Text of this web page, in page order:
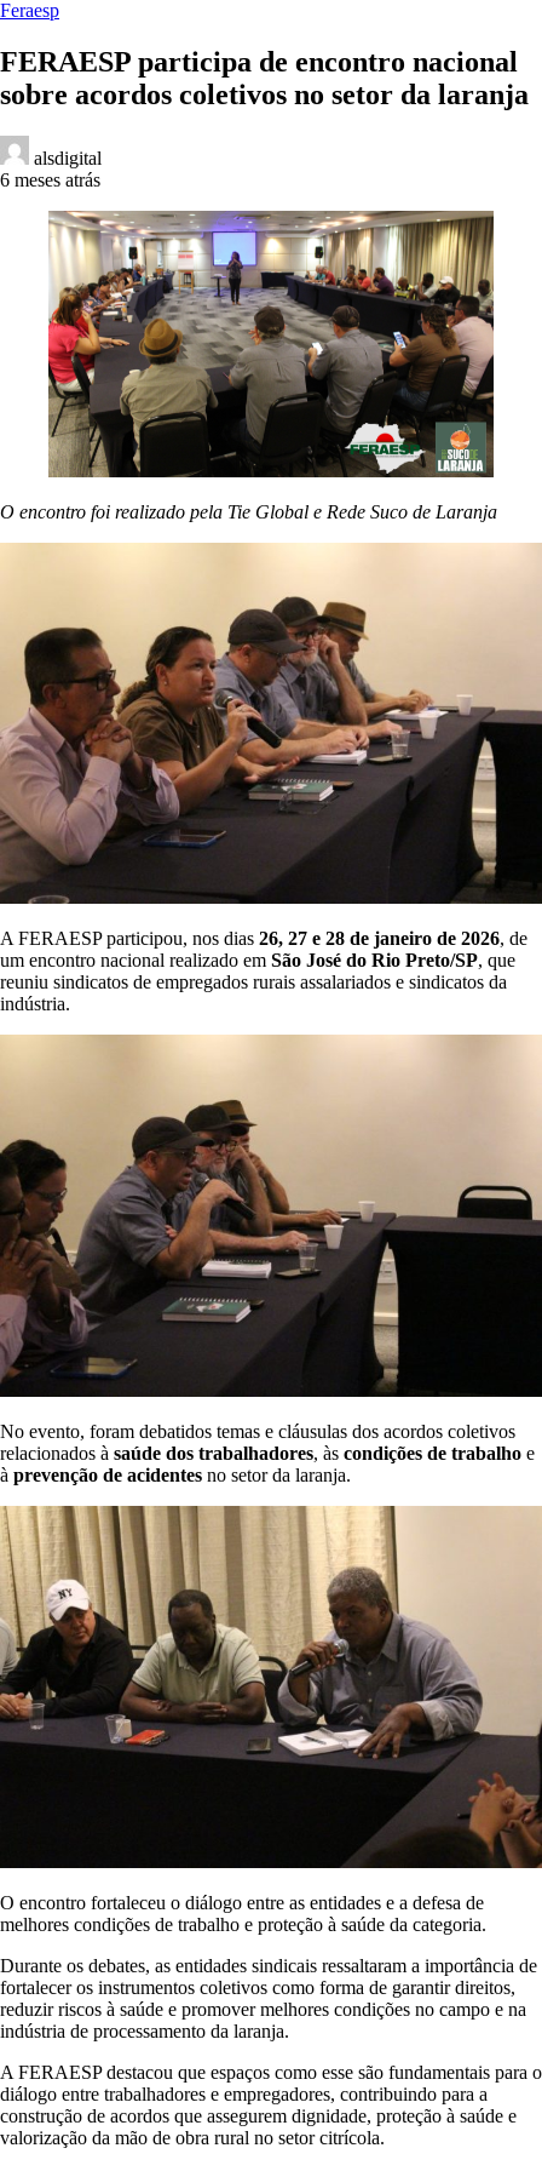
Feraesp
FERAESP participa de encontro nacional
sobre acordos coletivos no setor da laranja
alsdigital
6 meses atrás
O encontro foi realizado pela Tie Global e Rede Suco de Laranja
A FERAESP participou, nos dias 26, 27 e 28 de janeiro de 2026, de
um encontro nacional realizado em São José do Rio Preto/SP, que
reuniu sindicatos de empregados rurais assalariados e sindicatos da
indústria.
No evento, foram debatidos temas e cláusulas dos acordos coletivos
relacionados à saúde dos trabalhadores, às condições de trabalho e
à prevenção de acidentes no setor da laranja.
O encontro fortaleceu o diálogo entre as entidades e a defesa de
melhores condições de trabalho e proteção à saúde da categoria.
Durante os debates, as entidades sindicais ressaltaram a importância de
fortalecer os instrumentos coletivos como forma de garantir direitos,
reduzir riscos à saúde e promover melhores condições no campo e na
indústria de processamento da laranja.
A FERAESP destacou que espaços como esse são fundamentais para o
diálogo entre trabalhadores e empregadores, contribuindo para a
construção de acordos que assegurem dignidade, proteção à saúde e
valorização da mão de obra rural no setor citrícola.